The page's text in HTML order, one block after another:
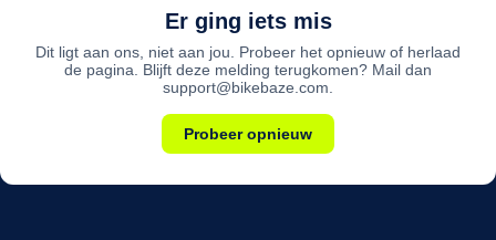
Er ging iets mis
Dit ligt aan ons, niet aan jou. Probeer het opnieuw of herlaad
de pagina. Blijft deze melding terugkomen? Mail dan
support@bikebaze.com.
Probeer opnieuw